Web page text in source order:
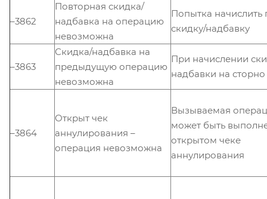
–3862
Повторная скидка/
надбавка на операцию
невозможна
Попытка начислить
скидку/надбавку
–3863
Скидка/надбавка на
предыдущую операцию
невозможна
При начислении
надбавки на сторно
–3864
Открыт чек
аннулирования –
операция невозможна
Вызываемая
может быть
открытом чеке
аннулирования